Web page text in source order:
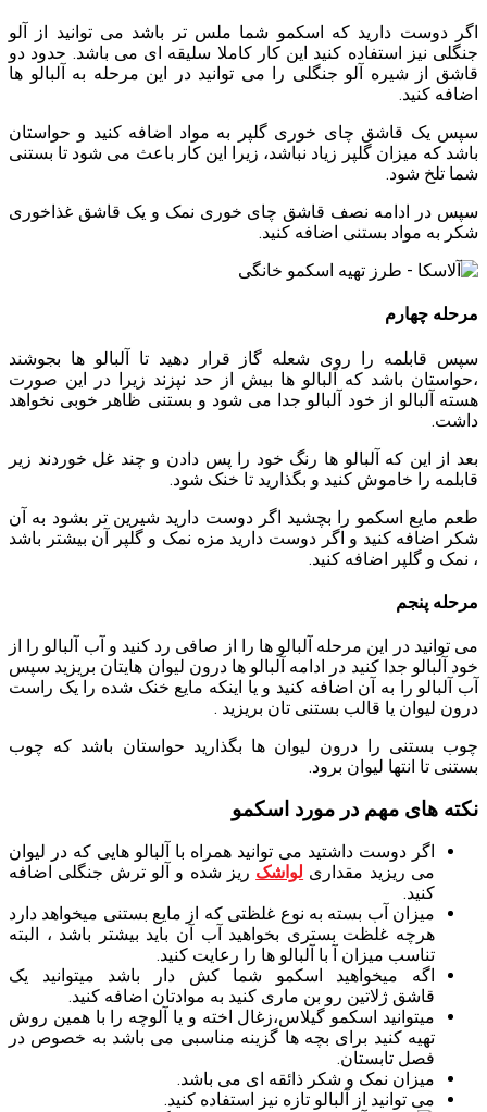
اگر دوست دارید که اسکمو شما ملس تر باشد می توانید از آلو
جنگلی نیز استفاده کنید این کار کاملا سلیقه ای می باشد. حدود دو
قاشق از شیره آلو جنگلی را می توانید در این مرحله به آلبالو ها
اضافه کنید.
سپس یک قاشق چای خوری گلپر به مواد اضافه کنید و حواستان
باشد که میزان گلپر زیاد نباشد، زیرا این کار باعث می شود تا بستنی
شما تلخ شود.
سپس در ادامه نصف قاشق چای خوری نمک و یک قاشق غذاخوری
شکر به مواد بستنی اضافه کنید.
مرحله چهارم
سپس قابلمه را روی شعله گاز قرار دهید تا آلبالو ها بجوشند
،حواستان باشد که آلبالو ها بیش از حد نپزند زیرا در این صورت
هسته آلبالو از خود آلبالو جدا می شود و بستنی ظاهر خوبی نخواهد
داشت.
بعد از این که آلبالو ها رنگ خود را پس دادن و چند غل خوردند زیر
قابلمه را خاموش کنید و بگذارید تا خنک شود.
طعم مایع اسکمو را بچشید اگر دوست دارید شیرین تر بشود به آن
شکر اضافه کنید و اگر دوست دارید مزه نمک و گلپر آن بیشتر باشد
، نمک و گلپر اضافه کنید.
مرحله پنجم
می توانید در این مرحله آلبالو ها را از صافی رد کنید و آب آلبالو را از
خود آلبالو جدا کنید در ادامه آلبالو ها درون لیوان هایتان بریزید سپس
آب آلبالو را به آن اضافه کنید و یا اینکه مایع خنک شده را یک راست
درون لیوان یا قالب بستنی تان بریزید .
چوب بستنی را درون لیوان ها بگذارید حواستان باشد که چوب
بستنی تا انتها لیوان برود.
نکته های مهم در مورد اسکمو
اگر دوست داشتید می توانید همراه با آلبالو هایی که در لیوان
می ریزید مقداری لواشک ریز شده و آلو ترش جنگلی اضافه
کنید.
میزان آب بسته به نوع غلظتی که از مایع بستنی میخواهد دارد
هرچه غلظت بستری بخواهید آب آن باید بیشتر باشد ، البته
تناسب میزان آ با آلبالو ها را رعایت کنید.
اگه میخواهید اسکمو شما کش دار باشد میتوانید یک
قاشق ژلاتین رو بن ماری کنید به موادتان اضافه کنید.
میتوانید اسکمو گیلاس،زغال اخته و یا آلوچه را با همین روش
تهیه کنید برای بچه ها گزینه مناسبی می باشد به خصوص در
فصل تابستان.
میزان نمک و شکر ذائقه ای می باشد.
می توانید از آلبالو تازه نیز استفاده کنید.